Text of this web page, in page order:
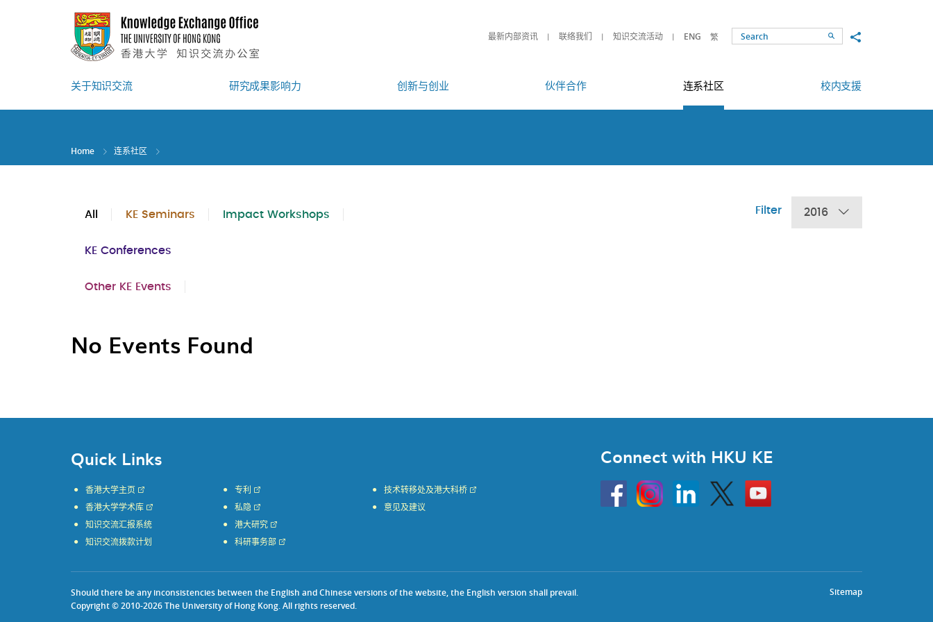
最新内部资讯 联络我们 知识交流活动 ENG 繁 SearchShare to
关于知识交流 研究成果影响力 创新与创业 伙伴合作 连系社区 校内支援
Home 连系社区
All KE Seminars Impact Workshops
KE Conferences
Other KE Events
Filter 2016
No Events Found
Quick Links
香港大学主页
香港大学学术库
知识交流汇报系统
知识交流拨款计划
专利
私隐
港大研究
科研事务部
技术转移处及港大科桥
意见及建议
Connect with HKU KE
HKU
InstagramLinkedin Twitter
Go
to
HKU
Sitemap
Should there be any inconsistencies between the English and Chinese versions of the website, the English version shall prevail.
Copyright © 2010-2026 The University of Hong Kong. All rights reserved.